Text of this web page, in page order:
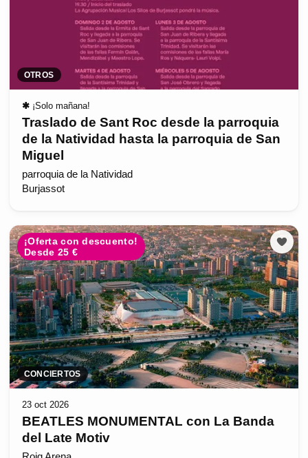
OTROS
✱ ¡Solo mañana!
Traslado de Sant Roc desde la parroquia
de la Natividad hasta la parroquia de San
Miguel
parroquia de la Natividad
Burjassot
¡Oferta con descuento!
Desde 25 €
CONCIERTOS
23 oct 2026
BEATLES MONUMENTAL con La Banda
del Late Motiv